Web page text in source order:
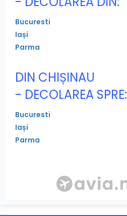
Bucuresti
Iași
Parma
DIN CHIȘINAU
- DECOLAREA SPRE:
Bucuresti
Iași
Parma